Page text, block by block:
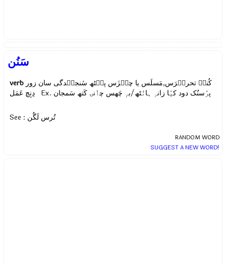
سَنُن
verb کُنہِ تحریٖرَس,مَسلَس یا چیٖزَس پٮ۪ٹھ سٔنجیٖدگی سان زور
دِنٕچ عَمَل Ex. پرٛسنُک دود کیٛا زانہِ ہانٛٹھ/بہٕ چَھس چٲنۍ کَتھ سَمجان
See : تُرس لَگُن
RANDOM WORD
SUGGEST A NEW WORD!